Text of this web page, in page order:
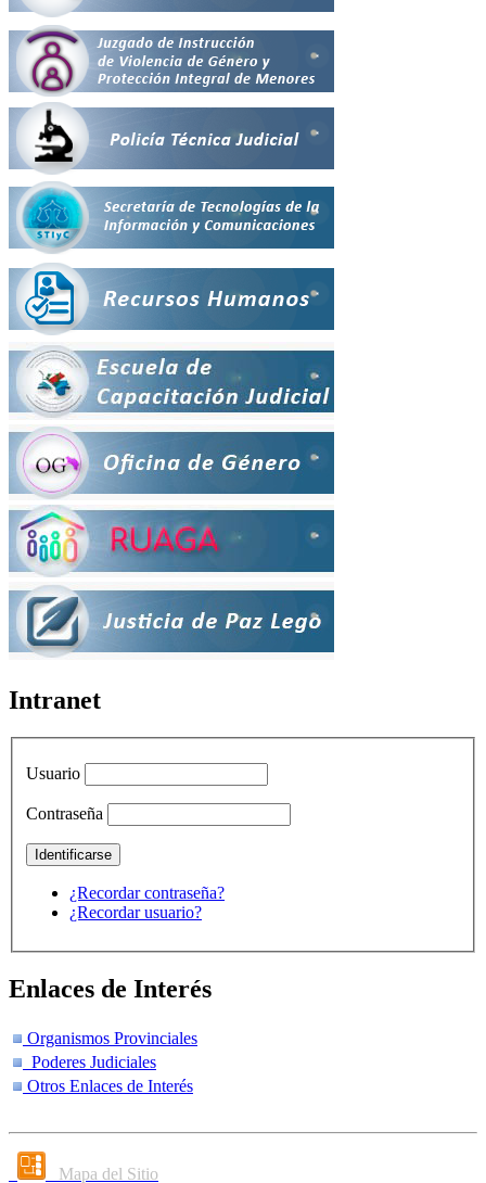
Intranet
Usuario
Contraseña
¿Recordar contraseña?
¿Recordar usuario?
Enlaces de Interés
Organismos Provinciales
Poderes Judiciales
Otros Enlaces de Interés
Mapa del Sitio